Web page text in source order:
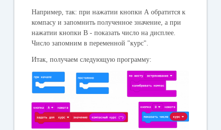
Например, так: при нажатии кнопки А обратится к
компасу и запомнить полученное значение, а при
нажатии кнопки В - показать число на дисплее.
Число запомним в переменной "курс".
Итак, получаем следующую программу: